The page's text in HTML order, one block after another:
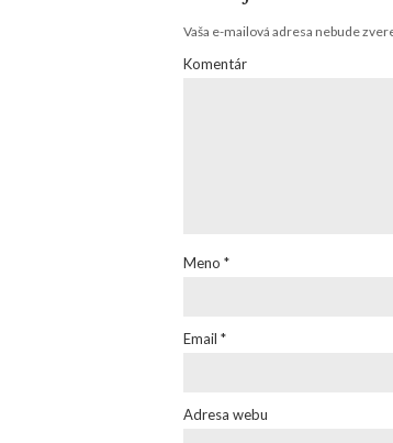
Vaša e-mailová adresa nebude
Komentár
Meno *
Email *
Adresa webu